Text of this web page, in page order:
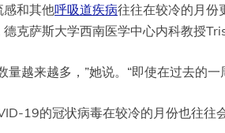
感和其他呼吸道疾病往往在较冷的月份
克萨斯大学西南医学中心内科教授
量越来越多，”她说。“即使在过去的
19的冠状病毒在较冷的月份也往往